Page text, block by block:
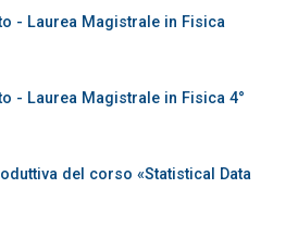
- Laurea Magistrale in Fisica
- Laurea Magistrale in Fisica 4°
del corso «Statistical Data